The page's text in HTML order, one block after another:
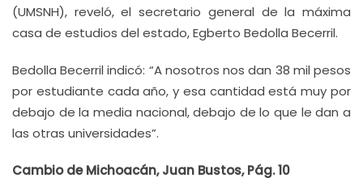
(UMSNH), reveló, el secretario general de la máxima
casa de estudios del estado, Egberto Bedolla Becerril.
Bedolla Becerril indicó: “A nosotros nos dan 38 mil pesos
por estudiante cada año, y esa cantidad está muy por
debajo de la media nacional, debajo de lo que le dan a
las otras universidades”.
Cambio de Michoacán, Juan Bustos, Pág. 10